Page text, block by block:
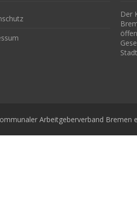
Der
Arbeitgeberverband Bremen